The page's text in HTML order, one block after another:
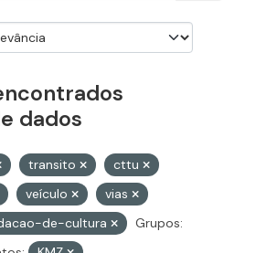
dados
transito
cttu
veículo
vias
de-cultura
Grupos: